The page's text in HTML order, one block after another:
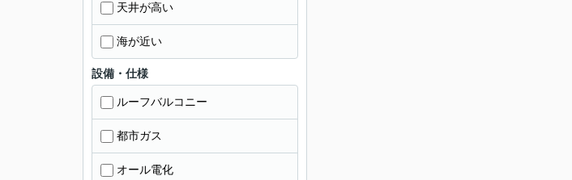
天井が高い
海が近い
設備・仕様
ルーフバルコニー
都市ガス
オール電化